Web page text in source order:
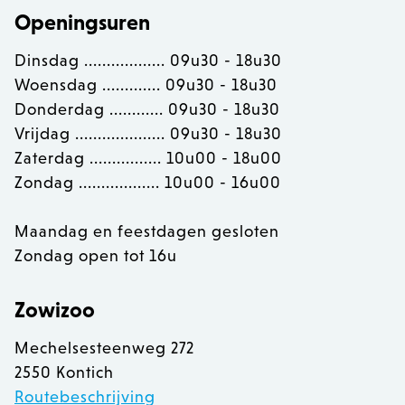
Openingsuren
Dinsdag .................. 09u30 - 18u30
Woensdag ............. 09u30 - 18u30
Donderdag ............ 09u30 - 18u30
Vrijdag .................... 09u30 - 18u30
Zaterdag ................ 10u00 - 18u00
Zondag .................. 10u00 - 16u00
Maandag en feestdagen gesloten
Zondag open tot 16u
Zowizoo
Mechelsesteenweg 272
2550 Kontich
Routebeschrijving
recently_viewed_product